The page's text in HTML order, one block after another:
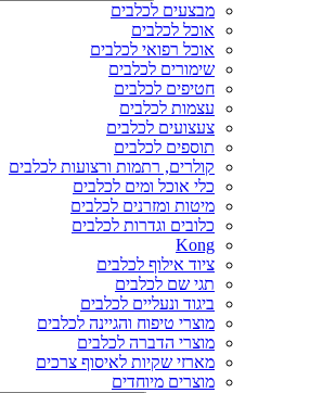
מבצעים לכלבים
אוכל לכלבים
אוכל רפואי לכלבים
שימורים לכלבים
חטיפים לכלבים
עצמות לכלבים
צעצועים לכלבים
תוספים לכלבים
קולרים, רתמות ורצועות לכלבים
כלי אוכל ומים לכלבים
מיטות ומזרנים לכלבים
כלובים וגדרות לכלבים
Kong
ציוד אילוף לכלבים
תגי שם לכלבים
ביגוד ונעליים לכלבים
מוצרי טיפוח והגיינה לכלבים
מוצרי הדברה לכלבים
מארזי שקיות לאיסוף צרכים
מוצרים מיוחדים